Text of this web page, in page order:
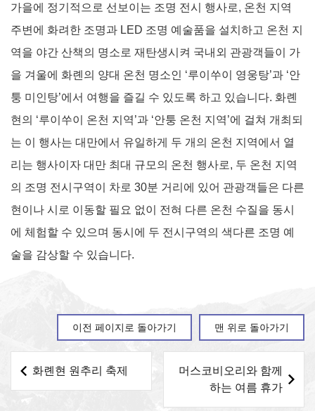
가을에 정기적으로 선보이는 조명 전시 행사로, 온천 지역
주변에 화려한 조명과 LED 조명 예술품을 설치하고 온천 지
역을 야간 산책의 명소로 재탄생시켜 국내외 관광객들이 가
을 겨울에 화롄의 양대 온천 명소인 ‘루이쑤이 영웅탕’과 ‘안
퉁 미인탕’에서 여행을 즐길 수 있도록 하고 있습니다. 화롄
현의 ‘루이쑤이 온천 지역’과 ‘안퉁 온천 지역’에 걸쳐 개최되
는 이 행사는 대만에서 유일하게 두 개의 온천 지역에서 열
리는 행사이자 대만 최대 규모의 온천 행사로, 두 온천 지역
의 조명 전시구역이 차로 30분 거리에 있어 관광객들은 다른
현이나 시로 이동할 필요 없이 전혀 다른 온천 수질을 동시
에 체험할 수 있으며 동시에 두 전시구역의 색다른 조명 예
술을 감상할 수 있습니다.
이전 페이지로 돌아가기 맨 위로 돌아가기
화롄현 원추리 축제
머스코비오리와 함께
하는 여름 휴가